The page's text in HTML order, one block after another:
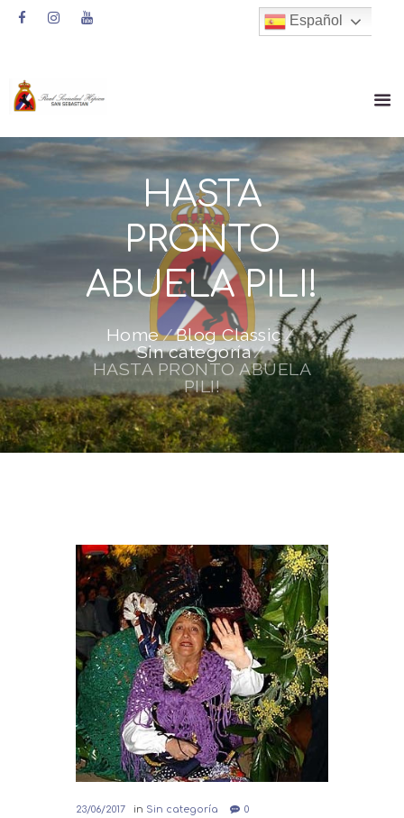
HASTA
PRONTO
ABUELA PILI!
Home
Blog Classic
Sin categoría
HASTA PRONTO ABUELA
PILI!
23/06/2017 in Sin categoría 0
Español